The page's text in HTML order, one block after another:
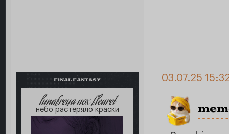
FINAL FANTASY
lunafreya nox fleuret
небо растеряло краски
03.07.25